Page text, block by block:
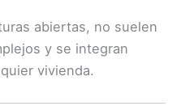
abiertas, no suelen
y se integran
vivienda.